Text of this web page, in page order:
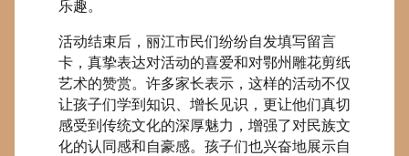
乐趣。
活动结束后，丽江市民们纷纷自发填写留言
卡，真挚表达对活动的喜爱和对鄂州雕花剪纸
艺术的赞赏。许多家长表示，这样的活动不仅
让孩子们学到知识、增长见识，更让他们真切
感受到传统文化的深厚魅力，增强了对民族文
化的认同感和自豪感。孩子们也兴奋地展示自